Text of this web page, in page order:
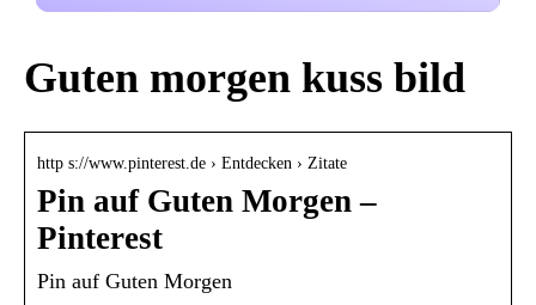
Guten morgen kuss bild
http s://www.pinterest.de › Entdecken › Zitate
Pin auf Guten Morgen –
Pinterest
Pin auf Guten Morgen